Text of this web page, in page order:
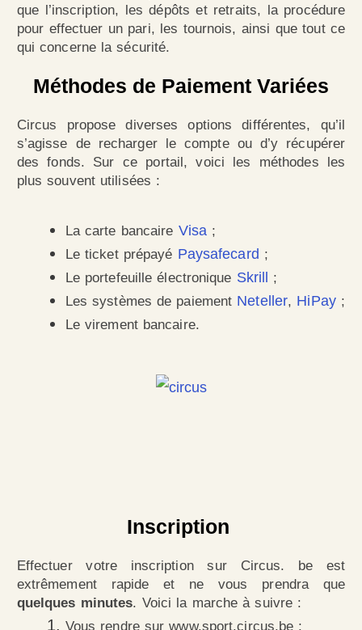
que l’inscription, les dépôts et retraits, la procédure
pour effectuer un pari, les tournois, ainsi que tout ce
qui concerne la sécurité.
Méthodes de Paiement Variées
Circus propose diverses options différentes, qu’il
s’agisse de recharger le compte ou d’y récupérer
des fonds. Sur ce portail, voici les méthodes les
plus souvent utilisées :
La carte bancaire Visa ;
Le ticket prépayé Paysafecard ;
Le portefeuille électronique Skrill
;
Les systèmes de paiement Neteller, HiPay;
Le virement bancaire.
Inscription
Effectuer votre inscription sur Circus. be est
extrêmement rapide et ne vous prendra que
quelques minutes. Voici la marche à suivre :
Vous rendre sur www.sport.circus.be ;